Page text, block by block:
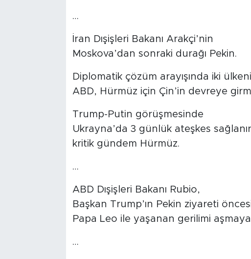
…
İran Dışişleri Bakanı Arakçi’nin
Moskova’dan sonraki durağı Pekin.
Diplomatik çözüm arayışında iki
ABD, Hürmüz için Çin’in devreye
Trump-Putin görüşmesinde
Ukrayna’da 3 günlük ateşkes
kritik gündem Hürmüz.
…
ABD Dışişleri Bakanı Rubio,
Başkan Trump’ın Pekin ziyareti
Papa Leo ile yaşanan gerilimi
…